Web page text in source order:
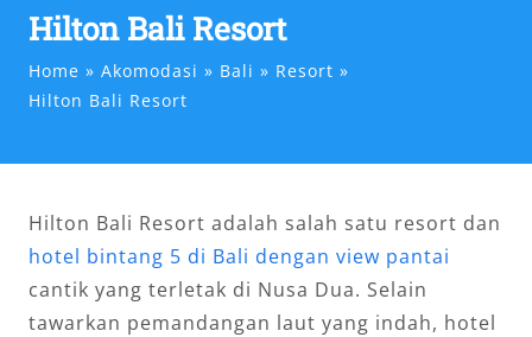
Hilton Bali Resort
Home Akomodasi Bali
Resort
Hilton Bali Resort
Hilton Bali Resort adalah salah satu resort dan
hotel bintang 5 di Bali dengan view pantai
cantik yang terletak di Nusa Dua. Selain
tawarkan pemandangan laut yang indah, hotel